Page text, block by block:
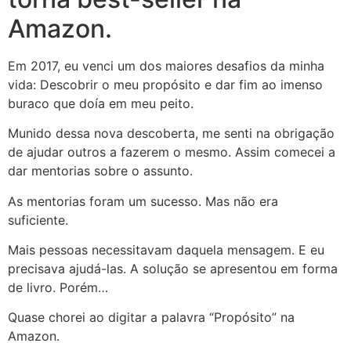
Amazon.
Em 2017, eu venci um dos maiores desafios da minha
vida: Descobrir o meu propósito e dar fim ao imenso
buraco que doía em meu peito.
Munido dessa nova descoberta, me senti na obrigação
de ajudar outros a fazerem o mesmo. Assim comecei a
dar mentorias sobre o assunto.
As mentorias foram um sucesso. Mas não era
suficiente.
Mais pessoas necessitavam daquela mensagem. E eu
precisava ajudá-las. A solução se apresentou em forma
de livro. Porém…
Quase chorei ao digitar a palavra “Propósito” na
Amazon.